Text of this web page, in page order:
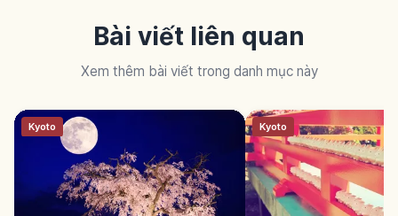
Bài viết liên quan
Xem thêm bài viết trong danh mục này
Kyoto Kyoto